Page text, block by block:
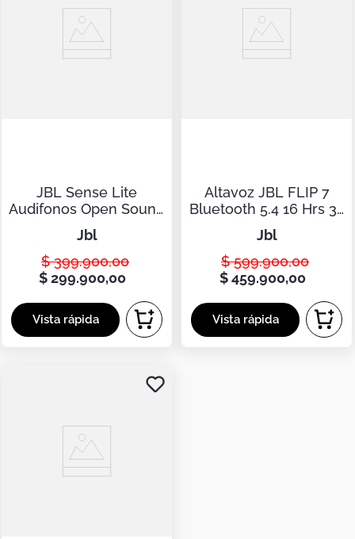
JBL Sense Lite
Audifonos Open Sound
Tws Azul 32 Hrs
jbl
$ 399.900,00
$299.900,00
Altavoz JBL FLIP 7
Bluetooth 5.4 16 Hrs 35
W Azul IP68
jbl
$ 599.900,00
$ 459.900,00